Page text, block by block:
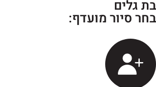
גלים
סיור מועדף: